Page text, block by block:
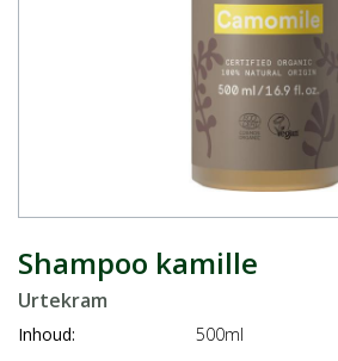
Shampoo kamille
Urtekram
Inhoud: 500ml